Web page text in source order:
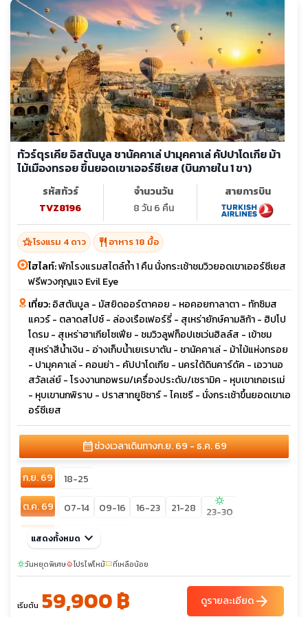
ทัวร์ตุรเคีย อิสตันบูล ชานัคคาเล่ ปามุคคาเล่ คัปปาโดเกีย ม้า
ไม้เมืองทรอย ขึ้นยอดเขาเออร์ซีเยส (บินภายใน 1 ขา)
รหัสทัวร์
TVZ8196
จำนวนวัน
8 วัน 6 คืน
สายการบิน
hotel_classโรงแรม 4 ดาว restaurant อาหาร 18 มื้อ
ไฮไลท์:พักโรงแรมสไตล์ถ้ำ 1 คืน นั่งกระเช้าชมวิวยอดเขาเออร์ซีเยส
ฟรีพวงกุญแจ Evil Eye
เที่ยว:อิสตันบูล - มัสยิดออร์ตาคอย - หอคอยกาลาตา - ทักซิมส
แควร์ - ตลาดสไปซ์ - ล่องเรือเฟอร์รี่ - สุเหร่ายักษ์คามลิก้า - ฮิปโป
โดรม - สุเหร่าฮาเกียโซเฟีย - ชมวิวลูฟท็อปเซเว่นฮิลล์ส - เข้าชม
สุเหร่าสีน้ำเงิน - อ่างเก็บน้ำเยเรบาตัน - ชานัคคาเล่ - ม้าไม้แห่งทรอย
- ปามุคคาเล่ - คอนย่า - คัปปาโดเกีย - นครใต้ดินคาร์ดัค - เอวานอ
สวัลเล่ย์ - โรงงานทอพรม/เครื่องประดับ/เซรามิค - หุบเขาเกอเรเม่
- หุบเขานกพิราบ - ปราสาทยูชิซาร์ - ไคเซรี - นั่งกระเช้าขึ้นยอดเขาเอ
อร์ซีเยส
calendar_monthช่วงเวลาเดินทางก.ย. 69 - ธ.ค. 69
ก.ย. 69
18-25
ต.ค. 69
07-14 09-16 16-23 21-28 sunny
23-30
พ.ย. 69
03-10
ธ.ค. 69 02-09 04-11 07-14
แสดงทั้งหมด keyboard_arrow_down
sunnyวันหยุดพิเศษlocal_fire_departmentโปรไฟไหม้confirmation_numberที่เหลือน้อย
เริ่มต้น 59,900 ฿ ดูรายละเอียดarrow_forward